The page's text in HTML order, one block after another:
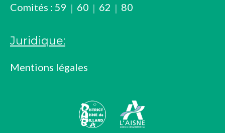
Comités : 59 60 62 80
Juridique:
Mentions légales